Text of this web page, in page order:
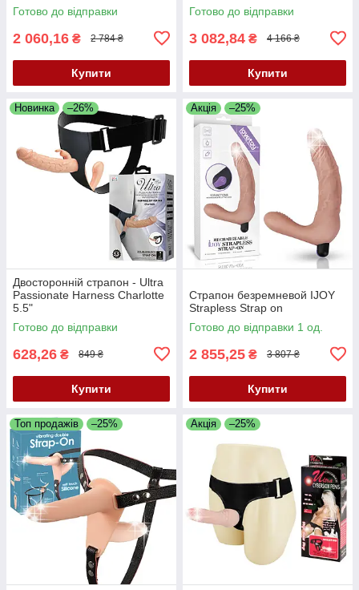
On Triple Teaser
Готово до відправки
2 060,16 ₴ 2 784 ₴
Купити
On Duo
Готово до відправки
3 082,84 ₴ 4 166 ₴
Купити
Новинка –26%
Двосторонній страпон - Ultra
Passionate Harness Charlotte
5.5"
Готово до відправки
628,26 ₴ 849 ₴
Купити
Акція –25%
Страпон безремневой IJOY
Strapless Strap on
Готово до відправки 1 од.
2 855,25 ₴ 3 807 ₴
Купити
Топ продажів –25% Акція –25%